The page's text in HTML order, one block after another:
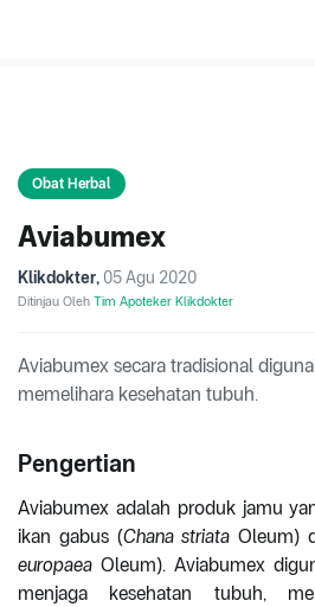
Obat Herbal
Aviabumex
Klikdokter, 05 Agu 2020
Ditinjau Oleh Tim Apoteker Klikdokter
Aviabumex secara tradisional
memelihara kesehatan tubuh.
Pengertian
Aviabumex adalah produk jamu
ikan gabus (Chana striata Oleum)
europaea Oleum). Aviabumex
menjaga kesehatan tubuh,